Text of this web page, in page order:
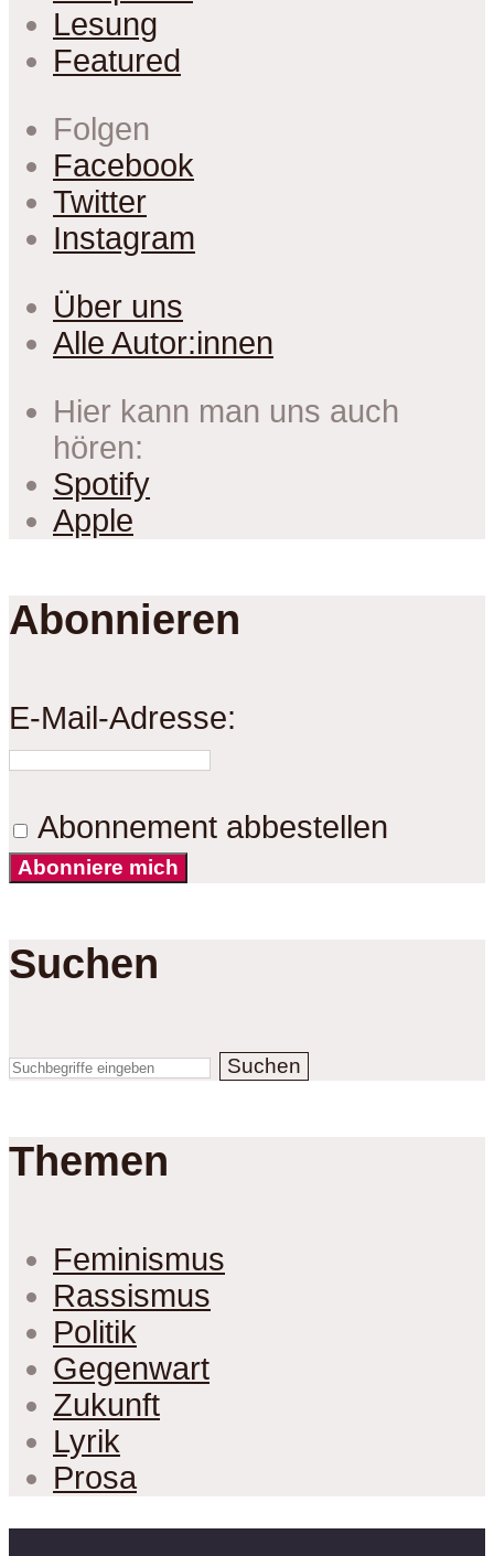
Lesung
Featured
Folgen
Facebook
Twitter
Instagram
Über uns
Alle Autor:innen
Hier kann man uns auch
hören:
Spotify
Apple
Abonnieren
E-Mail-Adresse:
Abonnement abbestellen
Abonniere mich
Suchen
Suchen
Themen
Feminismus
Rassismus
Politik
Gegenwart
Zukunft
Lyrik
Prosa